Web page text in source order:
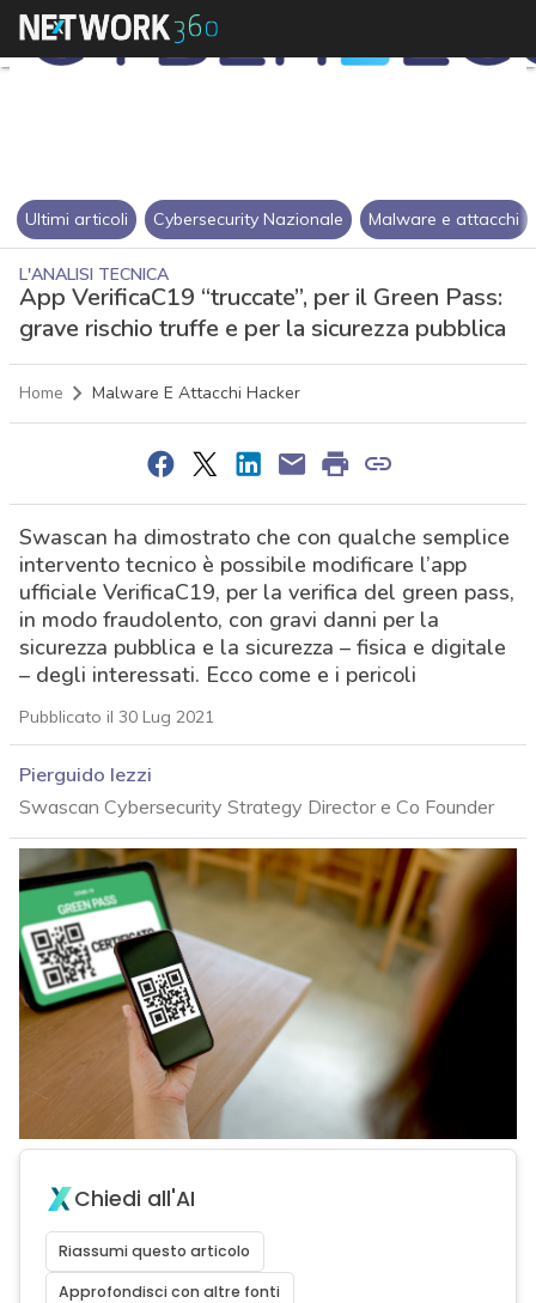
Ultimi articoli Cybersecurity Nazionale Malware e attacchi
L'ANALISI TECNICA
App VerificaC19 “truccate”, per il Green Pass:
grave rischio truffe e per la sicurezza pubblica
Home Malware E Attacchi Hacker
Swascan ha dimostrato che con qualche semplice
intervento tecnico è possibile modificare l’app
ufficiale VerificaC19, per la verifica del green pass,
in modo fraudolento, con gravi danni per la
sicurezza pubblica e la sicurezza – fisica e digitale
– degli interessati. Ecco come e i pericoli
Pubblicato il 30 Lug 2021
Pierguido Iezzi
Swascan Cybersecurity Strategy Director e Co Founder
Chiedi all'AI
Riassumi questo articolo
Approfondisci con altre fonti